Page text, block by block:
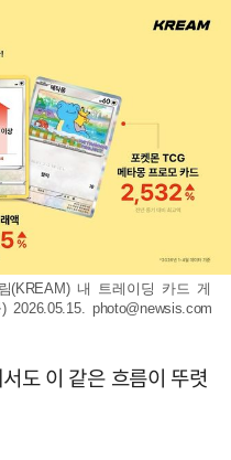
내 트레이딩 카드 게
2026.05.15. photo@newsis.com
도 이 같은 흐름이 뚜렷